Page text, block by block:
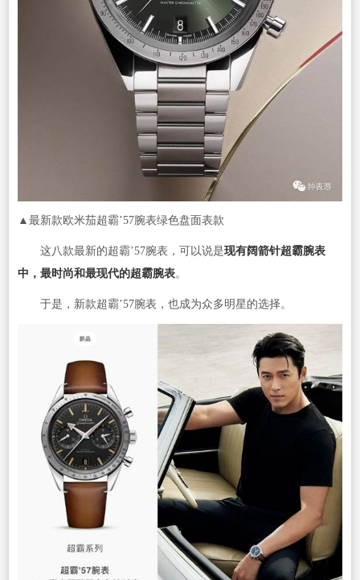
▲最新款欧米茄超霸’57腕表绿色盘面表款
这八款最新的超霸’57腕表，可以说是现有阔箭针超霸腕表
中，最时尚和最现代的超霸腕表。
于是，新款超霸’57腕表，也成为众多明星的选择。